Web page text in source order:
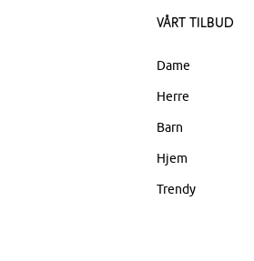
Vårt tilbud
Dame
Herre
Barn
Hjem
Trendy